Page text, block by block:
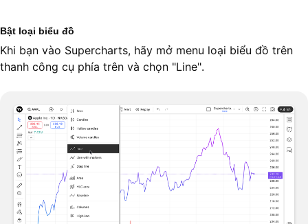
Bật loại biểu đồ
Khi bạn vào Supercharts, hãy mở menu loại biểu đồ trên
thanh công cụ phía trên và chọn "Line".